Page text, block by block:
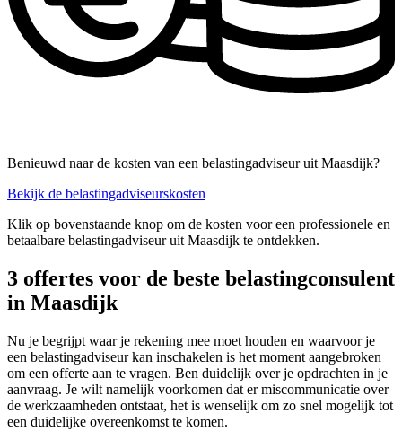
Benieuwd naar de kosten van een belastingadviseur uit Maasdijk?
Bekijk de belastingadviseurskosten
Klik op bovenstaande knop om de kosten voor een professionele en
betaalbare belastingadviseur uit Maasdijk te ontdekken.
3 offertes voor de beste belastingconsulent
in Maasdijk
Nu je begrijpt waar je rekening mee moet houden en waarvoor je
een belastingadviseur kan inschakelen is het moment aangebroken
om een offerte aan te vragen. Ben duidelijk over je opdrachten in je
aanvraag. Je wilt namelijk voorkomen dat er miscommunicatie over
de werkzaamheden ontstaat, het is wenselijk om zo snel mogelijk tot
een duidelijke overeenkomst te komen.